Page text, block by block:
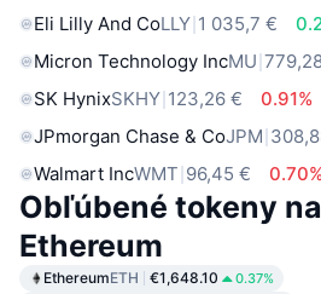
Eli Lilly And CoLLY 1 035,7 €
Micron Technology IncMU
SK HynixSKHY 123,26 €
0.91%
JPmorgan Chase & CoJPM
Walmart IncWMT 96,45 €
Obľúbené tokeny
Ethereum
EthereumETH €1,648.10 0.37%